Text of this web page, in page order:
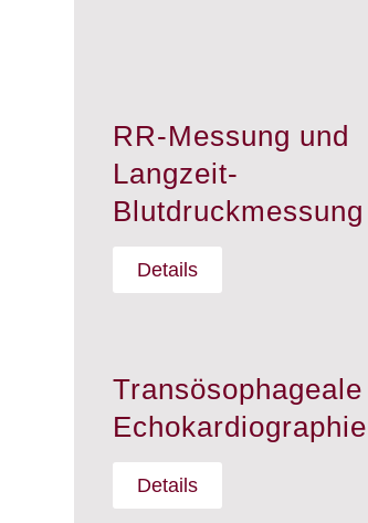
RR-Messung und
Langzeit-
Blutdruckmessung
Details
Transösophageale
Echokardiographie
Details